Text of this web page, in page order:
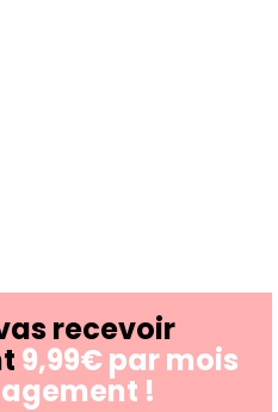
recevoir
9,99€ par mois
!